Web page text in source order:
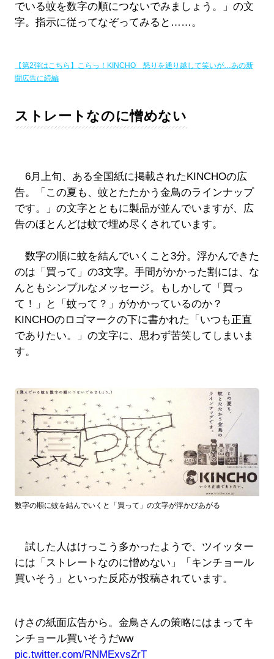
でいる蚊を数字の順につないでみましょう。」の文
字。指示に従ってなぞってみると……。
【第2弾はこちら】こらっ！KINCHO 怒りを通り越して笑いが…あの新
聞広告に続編
ストレートなのに憎めない
6月上旬、ある全国紙に掲載されたKINCHOの広
告。「この夏も、蚊とたたかう金鳥のラインナップ
です。」の文字とともに製品が並んでいますが、広
告のほとんどは蚊で埋め尽くされています。
数字の順に蚊を結んでいくこと3分。浮かんできた
のは「買って」の3文字。手間がかかった割には、な
んともシンプルなメッセージ。もしかして「買っ
て！」と「蚊って？」がかかっているのか？
KINCHOのロゴマークの下に書かれた「いつも正直
でありたい。」の文字に、思わず苦笑してしまいま
す。
数字の順に蚊を結んでいくと「買って」の文字が浮かびあがる
試した人はけっこう多かったようで、ツイッター
には「ストレートなのに憎めない」「キンチョール
買いそう」といった反応が投稿されています。
けさの紙面広告から。金鳥さんの策略にはまってキ
ンチョール買いそうだww
pic.twitter.com/RNMExvsZrT